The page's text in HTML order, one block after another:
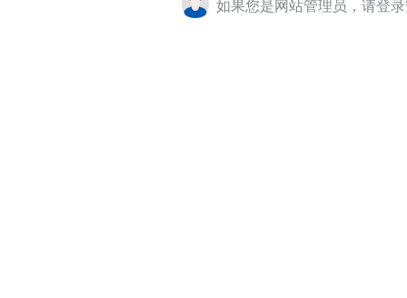
如果您是网站管理员，请登